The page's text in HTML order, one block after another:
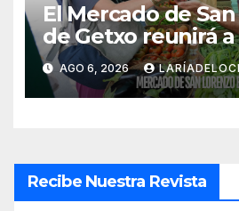
El Mercado de
de Getxo reunirá
productores del
AGO 6, 2026
Recibe Nuestra Revista